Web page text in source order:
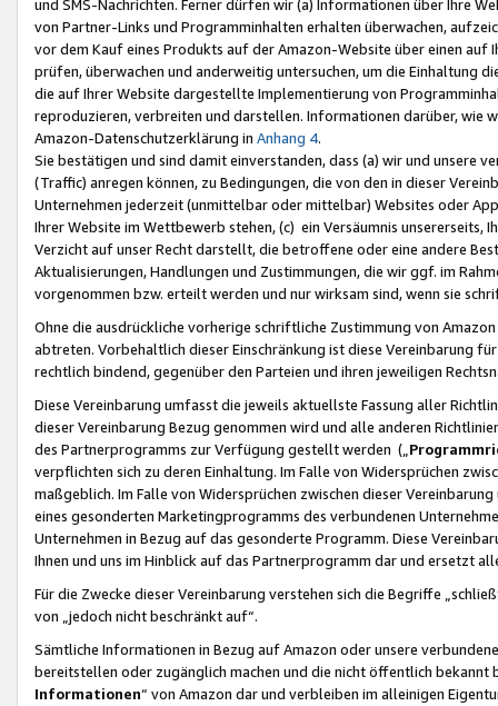
und SMS-Nachrichten. Ferner dürfen wir (a) Informationen über Ihre
von Partner-Links und Programminhalten erhalten überwachen,
vor dem Kauf eines Produkts auf der Amazon-Website über einen
prüfen, überwachen und anderweitig untersuchen, um die Einhaltung
die auf Ihrer Website dargestellte Implementierung von
reproduzieren, verbreiten und darstellen. Informationen darüber, wie
Amazon-Datenschutzerklärung in Anhang 4.
Sie bestätigen und sind damit einverstanden, dass (a) wir und
(Traffic) anregen können, zu Bedingungen, die von den in dieser
Unternehmen jederzeit (unmittelbar oder mittelbar) Websites oder
Ihrer Website im Wettbewerb stehen, (c) ein Versäumnis unsererseits,
Verzicht auf unser Recht darstellt, die betroffene oder eine andere
Aktualisierungen, Handlungen und Zustimmungen, die wir ggf. im
vorgenommen bzw. erteilt werden und nur wirksam sind, wenn sie
Ohne die ausdrückliche vorherige schriftliche Zustimmung von
abtreten. Vorbehaltlich dieser Einschränkung ist diese Vereinbarung
rechtlich bindend, gegenüber den Parteien und ihren jeweiligen
Diese Vereinbarung umfasst die jeweils aktuellste Fassung aller
dieser Vereinbarung Bezug genommen wird und alle anderen
des Partnerprogramms zur Verfügung gestellt werden („
verpflichten sich zu deren Einhaltung. Im Falle von Widersprüchen
maßgeblich. Im Falle von Widersprüchen zwischen dieser
eines gesonderten Marketingprogramms des verbundenen
Unternehmen in Bezug auf das gesonderte Programm. Diese
Ihnen und uns im Hinblick auf das Partnerprogramm dar und ersetzt
Für die Zwecke dieser Vereinbarung verstehen sich die Begriffe
von „jedoch nicht beschränkt auf“.
Sämtliche Informationen in Bezug auf Amazon oder unsere
bereitstellen oder zugänglich machen und die nicht öffentlich
Informationen“ von Amazon dar und verbleiben im alleinigen